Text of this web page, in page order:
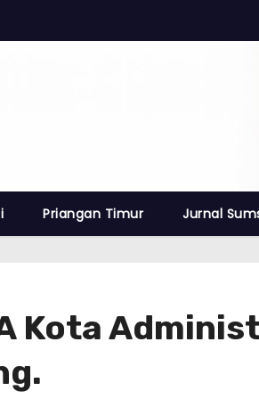
Priangan Timur Jurnal
Kota